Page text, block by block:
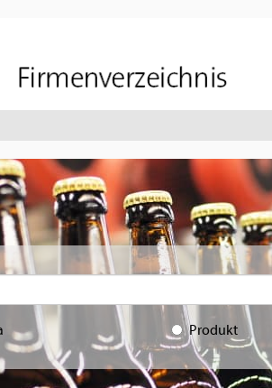
Produkt